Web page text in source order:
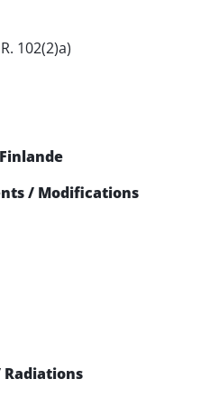
102(2)a)
/ Modifications